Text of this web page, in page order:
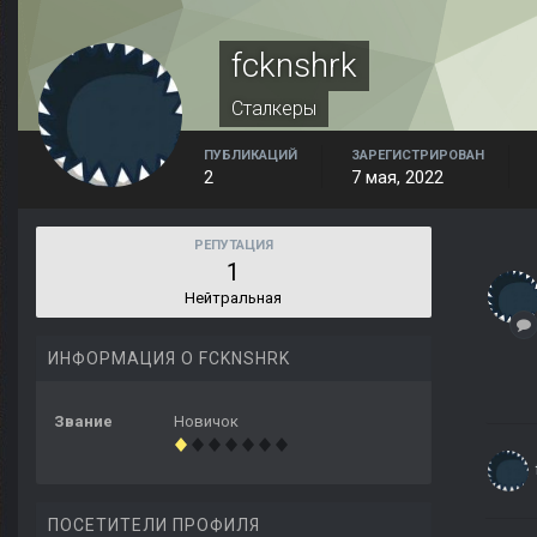
fcknshrk
Сталкеры
ПУБЛИКАЦИЙ
2
ЗАРЕГИСТРИРОВАН
7 мая, 2022
РЕПУТАЦИЯ
1
Нейтральная
ИНФОРМАЦИЯ О FCKNSHRK
Звание Новичок
ПОСЕТИТЕЛИ ПРОФИЛЯ